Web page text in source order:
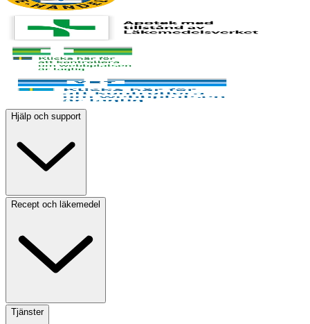
Hjälp och support
Recept och läkemedel
Tjänster